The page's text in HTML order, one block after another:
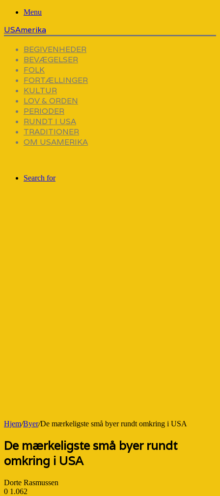
Menu
USAmerika
BEGIVENHEDER
BEVÆGELSER
FOLK
FORTÆLLINGER
KULTUR
LOV & ORDEN
PERIODER
RUNDT I USA
TRADITIONER
OM USAMERIKA
Search for
Hjem/Byer/De mærkeligste små byer rundt omkring i USA
De mærkeligste små byer rundt
omkring i USA
Dorte Rasmussen
0 1.062